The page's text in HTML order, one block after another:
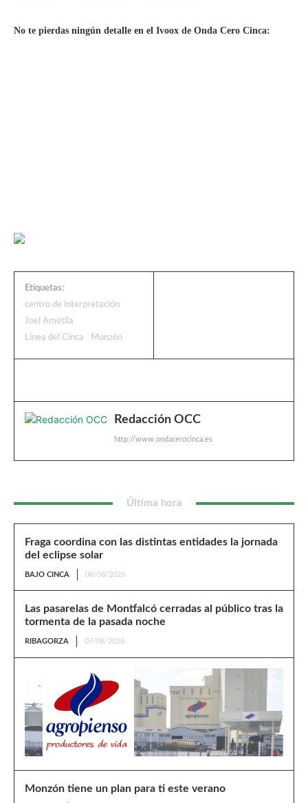
No te pierdas ningún detalle en el Ivoox de Onda Cero Cinca:
Etiquetas:
centro de interpretación
Joel Ametlla
Línea del Cinca
Monzón
Redacción OCC
http://www.ondacerocinca.es
Última hora
Fraga coordina con las distintas entidades la jornada
del eclipse solar
BAJO CINCA 08/08/2026
Las pasarelas de Montfalcó cerradas al público tras la
tormenta de la pasada noche
RIBAGORZA 07/08/2026
Monzón tiene un plan para ti este verano